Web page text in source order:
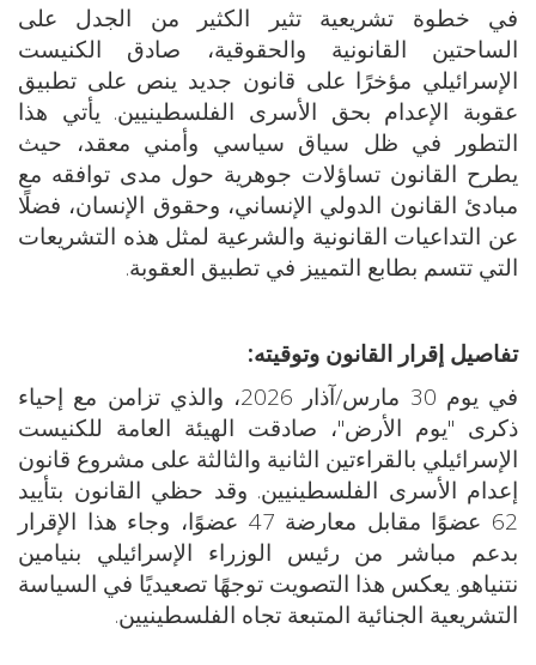
في خطوة تشريعية تثير الكثير من الجدل على
الساحتين القانونية والحقوقية، صادق الكنيست
الإسرائيلي مؤخرًا على قانون جديد ينص على تطبيق
عقوبة الإعدام بحق الأسرى الفلسطينيين. يأتي هذا
التطور في ظل سياق سياسي وأمني معقد، حيث
يطرح القانون تساؤلات جوهرية حول مدى توافقه مع
مبادئ القانون الدولي الإنساني، وحقوق الإنسان، فضلًا
عن التداعيات القانونية والشرعية لمثل هذه التشريعات
التي تتسم بطابع التمييز في تطبيق العقوبة.
تفاصيل إقرار القانون وتوقيته:
في يوم 30 مارس/آذار 2026، والذي تزامن مع إحياء
ذكرى "يوم الأرض"، صادقت الهيئة العامة للكنيست
الإسرائيلي بالقراءتين الثانية والثالثة على مشروع قانون
إعدام الأسرى الفلسطينيين. وقد حظي القانون بتأييد
62 عضوًا مقابل معارضة 47 عضوًا، وجاء هذا الإقرار
بدعم مباشر من رئيس الوزراء الإسرائيلي بنيامين
نتنياهو. يعكس هذا التصويت توجهًا تصعيديًا في السياسة
التشريعية الجنائية المتبعة تجاه الفلسطينيين.